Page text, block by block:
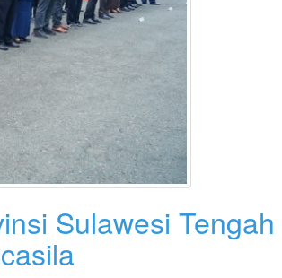
Sulawesi Tengah